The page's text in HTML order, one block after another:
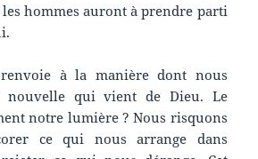
hommes auront à prendre parti
à la manière dont nous
nouvelle qui vient de Dieu. Le
notre lumière ? Nous risquons
ce qui nous arrange dans